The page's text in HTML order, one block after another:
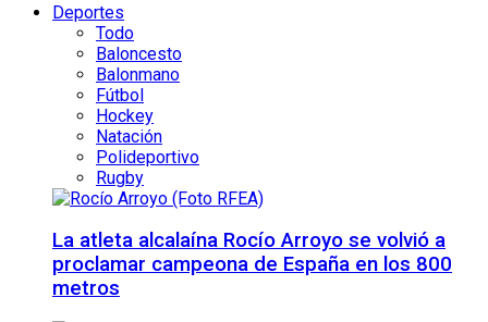
Deportes
Todo
Baloncesto
Balonmano
Fútbol
Hockey
Natación
Polideportivo
Rugby
La atleta alcalaína Rocío Arroyo se volvió a
proclamar campeona de España en los 800
metros